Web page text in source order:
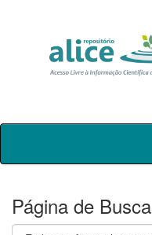
Skip
Página de Busca